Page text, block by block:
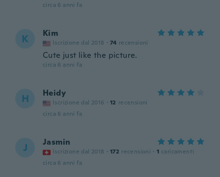
circa 6 anni fa
K Kim
Iscrizione dal 2018 · 74 recensioni
Cute just like the picture.
circa 6 anni fa
H Heidy
Iscrizione dal 2016 · 12 recensioni
circa 6 anni fa
J Jasmin
Iscrizione dal 2018 · 172 recensioni · 1 caricamenti
circa 6 anni fa